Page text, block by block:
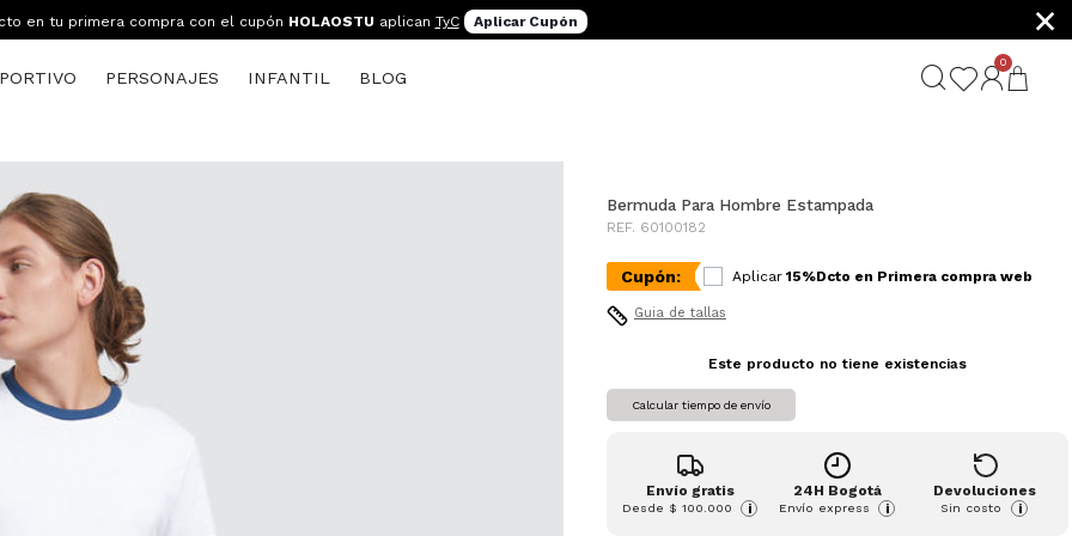
en tu primera compra con el cupón HOLAOSTU aplican TyC Aplicar Cupón ×
PERSONAJES INFANTIL BLOG
0
Bermuda Para Hombre Estampada
REF. 60100182
Cupón: Aplicar 15%Dcto en Primera compra web
Guia de tallas
Este producto no tiene existencias
Calcular tiempo de envío
Envío gratis
Desde $ 100.000 i
24H Bogotá
Envío express i
Devoluciones
Sin costo i